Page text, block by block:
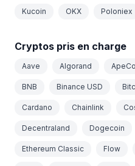
Kucoin OKX Poloniex
Cryptos pris en charge
Aave Algorand
BNB Binance USD
Cardano Chainlink
Decentraland Dogecoin
Ethereum Classic Flow